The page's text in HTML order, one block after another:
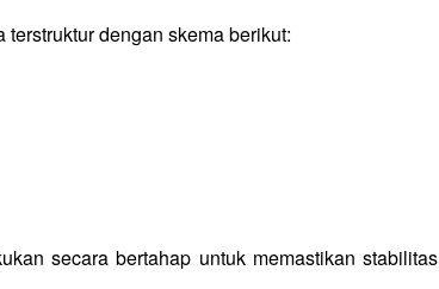
dengan skema berikut:
secara bertahap untuk memastikan stabilitas